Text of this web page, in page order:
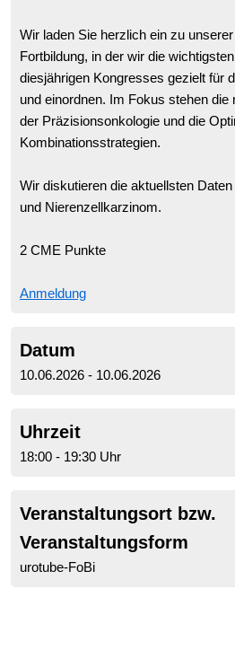
Wir laden Sie herzlich ein zu
Fortbildung, in der wir die
diesjährigen Kongresses gezielt für
und einordnen. Im Fokus stehen
der Präzisionsonkologie und die
Kombinationsstrategien.
Wir diskutieren die aktuellsten
und Nierenzellkarzinom.
2 CME Punkte
Anmeldung
Datum
10.06.2026 - 10.06.2026
Uhrzeit
18:00 - 19:30 Uhr
Veranstaltungsort bzw.
Veranstaltungsform
urotube-FoBi